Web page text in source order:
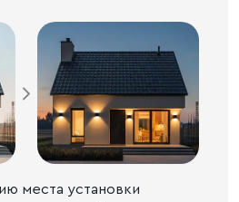
места установки